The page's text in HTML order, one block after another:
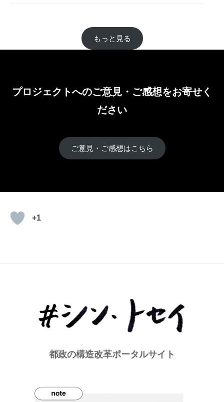
もっと見る
プロジェクトへのご意見・ご感想をお寄せく
ださい
ご意見・ご感想はこちら
+1
都政の構造改革ポータルサイト